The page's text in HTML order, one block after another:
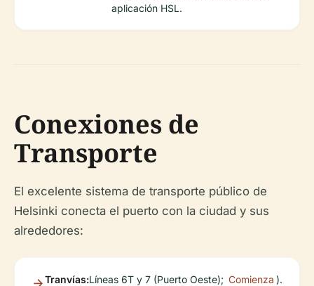
aplicación HSL.
Conexiones de
Transporte
El excelente sistema de transporte público de
Helsinki conecta el puerto con la ciudad y sus
alrededores:
Tranvías:Líneas 6T y 7 (Puerto Oeste); Comienza ).